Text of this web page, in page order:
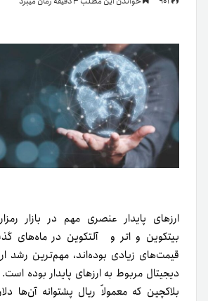
ارزهای پایدار عنصری مهم در بازار
بیتکوین و اتر و آلتکوین در ماه‌های
قیمت‌های زیادی بوده‌اند، مهم‌ترین رشد
دیجیتال مربوط به ارزهای پایدار بوده است.
بلاکچین که معمولاً ريال پشتوانه آن‌ها